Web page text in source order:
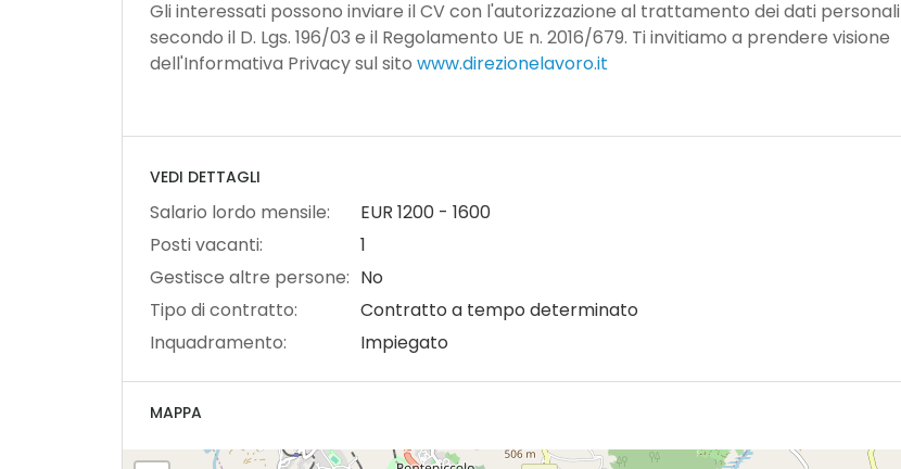
Gli interessati possono inviare il CV con l'autorizzazione al trattamento dei dati personali
secondo il D. Lgs. 196/03 e il Regolamento UE n. 2016/679. Ti invitiamo a prendere visione
dell'Informativa Privacy sul sito www.direzionelavoro.it
VEDI DETTAGLI
Salario lordo mensile: EUR 1200 - 1600
Posti vacanti:
1
Gestisce altre persone: No
Tipo di contratto:
Contratto a tempo determinato
Inquadramento:
Impiegato
MAPPA